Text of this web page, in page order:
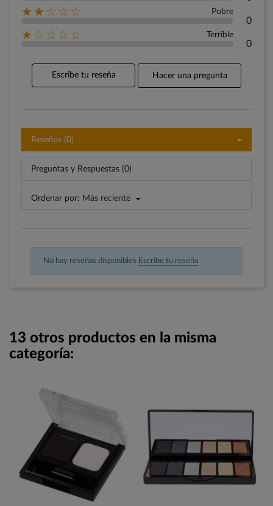
★★☆☆☆ Pobre
0
★☆☆☆☆ Terrible
0
Escribe tu reseña Hacer una pregunta
Reseñas (0)
Preguntas y Respuestas (0)
Ordenar por: Más reciente
No hay reseñas disponibles Escribe tu reseña
13 otros productos en la misma
categoría: